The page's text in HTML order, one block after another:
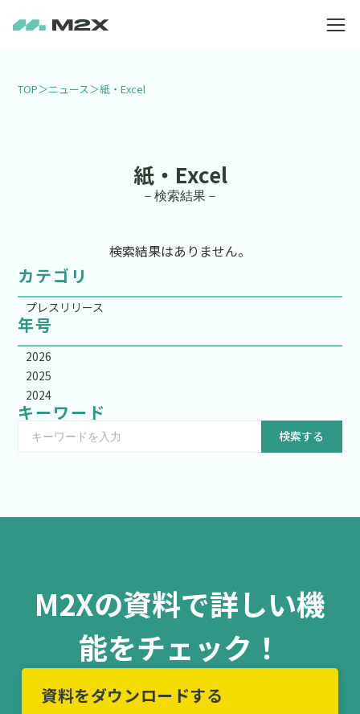
TOP＞ニュース＞紙・Excel
紙・Excel
－検索結果－
検索結果はありません。
カテゴリ
プレスリリース
年号
2026
2025
2024
キーワード
検索する
M2Xの資料で詳しい機
能をチェック！
資料をダウンロードする